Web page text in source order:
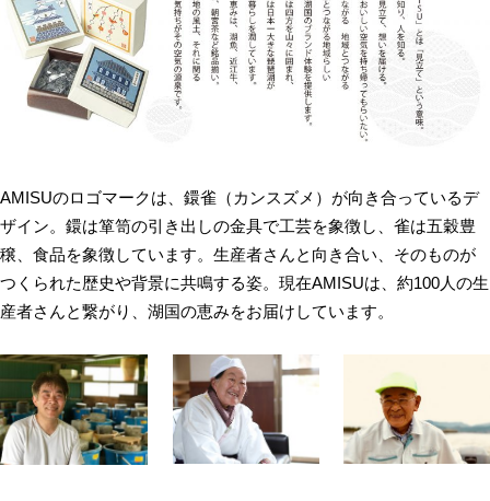
AMISUのロゴマークは、鐶雀（カンスズメ）が向き合っているデ
ザイン。鐶は箪笥の引き出しの金具で工芸を象徴し、雀は五穀豊
穣、食品を象徴しています。生産者さんと向き合い、そのものが
つくられた歴史や背景に共鳴する姿。現在AMISUは、約100人の生
産者さんと繋がり、湖国の恵みをお届けしています。